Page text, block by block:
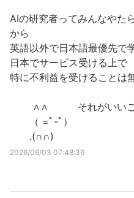
AIの研究者ってみんなやた
から
英語以外で日本語最優先で
日本でサービス受ける上で
特に不利益を受けることは
∧∧ それがいいことか
（ =ﾟ-ﾟ）
.(∩∩)
2026/06/03 07:48:36